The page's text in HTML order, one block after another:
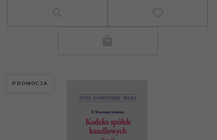
PROMOCJA